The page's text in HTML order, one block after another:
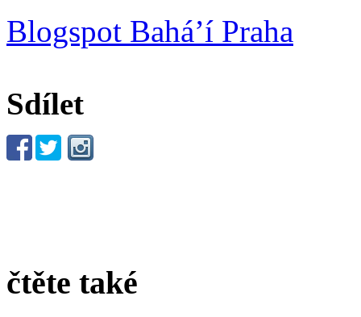
Blogspot Bahá’í Praha
Sdílet
čtěte také